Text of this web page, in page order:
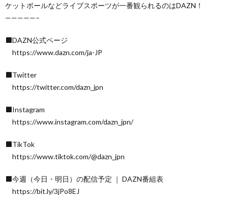
ケットボールなどライブスポーツが一番観られるのはDAZN！
—————–
⬛DAZN公式ページ
https://www.dazn.com/ja-JP
⬛Twitter
https://twitter.com/dazn_jpn
⬛Instagram
https://www.instagram.com/dazn_jpn/
⬛TikTok
https://www.tiktok.com/@dazn_jpn
⬛今週（今日・明日）の配信予定 ｜ DAZN番組表
https://bit.ly/3jPo8EJ